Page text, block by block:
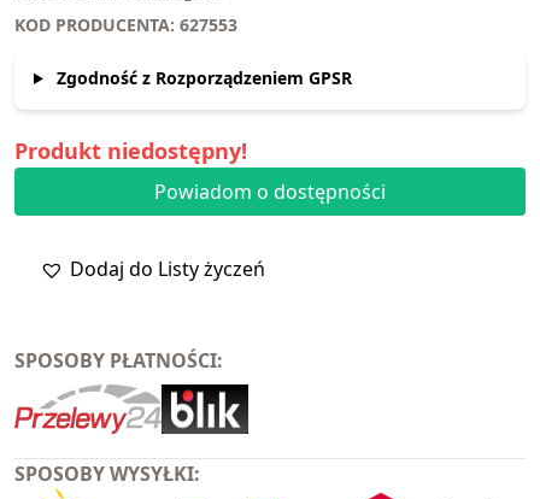
KOD PRODUCENTA: 627553
Zgodność z Rozporządzeniem GPSR
Produkt niedostępny!
Powiadom o dostępności
Dodaj do Listy życzeń
SPOSOBY PŁATNOŚCI:
SPOSOBY WYSYŁKI: